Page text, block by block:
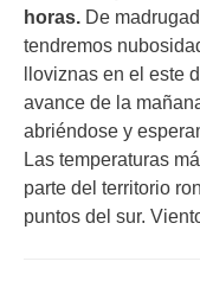
horas. De
tendremos
lloviznas en el este
avance de la
abriéndose y
Las temperaturas
parte del territorio
puntos del sur.